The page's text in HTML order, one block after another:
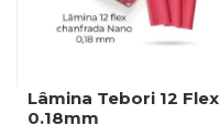
Lâmina Tebori 12 Flex
0.18mm